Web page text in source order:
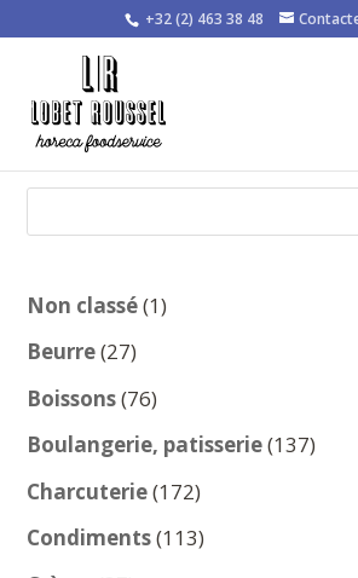
+32 (2) 463 38 48
Non classé 11
Beurre 2727
produits
Boissons 7676
produits
Boulangerie, patisserie 137137
Charcuterie 172172
produits
Condiments 113113